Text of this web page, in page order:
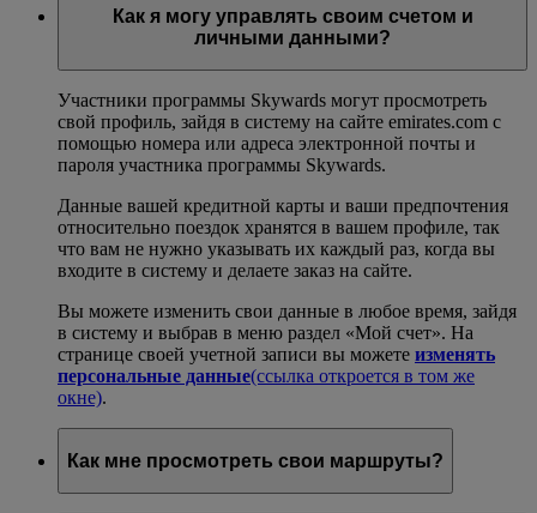
Как я могу управлять своим счетом и
личными данными?
Участники программы Skywards могут просмотреть
свой профиль, зайдя в систему на сайте emirates.com с
помощью номера или адреса электронной почты и
пароля участника программы Skywards.
Данные вашей кредитной карты и ваши предпочтения
относительно поездок хранятся в вашем профиле, так
что вам не нужно указывать их каждый раз, когда вы
входите в систему и делаете заказ на сайте.
Вы можете изменить свои данные в любое время, зайдя
в систему и выбрав в меню раздел «Мой счет». На
странице своей учетной записи вы можете изменять
персональные данные(ссылка откроется в том же
окне).
Как мне просмотреть свои маршруты?